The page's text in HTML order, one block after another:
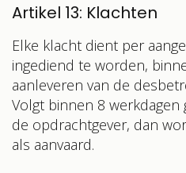
Artikel 13: Klachten
Elke klacht dient per
ingediend te worden,
aanleveren van de
Volgt binnen 8 werkdagen
de opdrachtgever, dan
als aanvaard.